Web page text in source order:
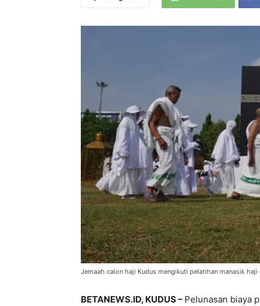
Jemaah calon haji Kudus mengikuti pelatihan manasik haji
BETANEWS.ID, KUDUS – Pelunasan biaya